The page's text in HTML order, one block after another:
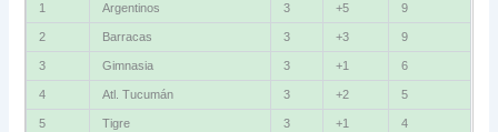
1 Argentinos 3 +5 9
2 Barracas 3 +3 9
3 Gimnasia 3 +1 6
4 Atl. Tucumán 3 +2 5
5 Tigre 3 +1 4